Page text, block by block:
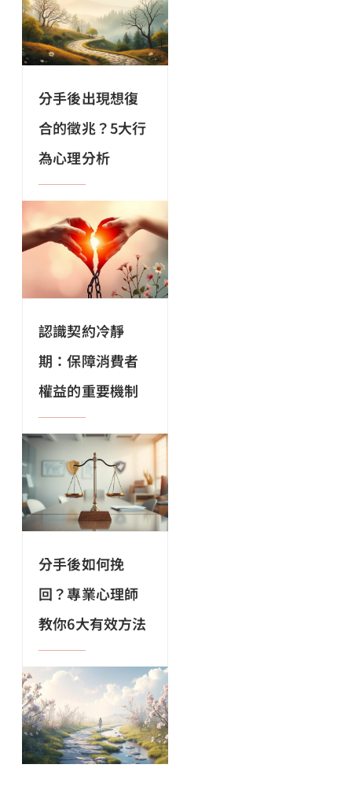
分手後出現想復
合的徵兆？5大行
為心理分析
認識契約冷靜
期：保障消費者
權益的重要機制
分手後如何挽
回？專業心理師
教你6大有效方法